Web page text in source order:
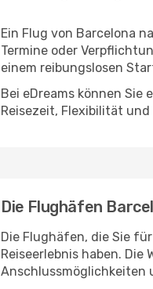
Ein Flug von Barcelona
Termine oder
einem reibungslosen
Bei eDreams können
Reisezeit, Flexibilität
Die Flughäfen
Die Flughäfen, die Sie
Reiseerlebnis haben.
Anschlussmöglichkeiten